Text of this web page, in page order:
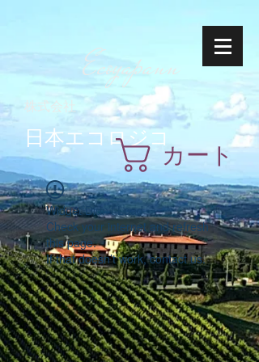
Ecoyapann
株式会社
日本エコロジコカート
Widget Didn’t Load
Check your internet and refresh
this page.
If that doesn’t work, contact us.